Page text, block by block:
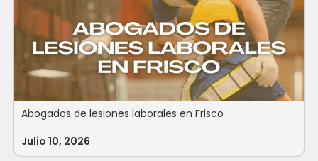
Abogados de lesiones laborales en Frisco
Julio 10, 2026